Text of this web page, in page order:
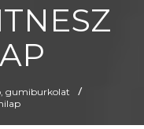
gumiburkolat /